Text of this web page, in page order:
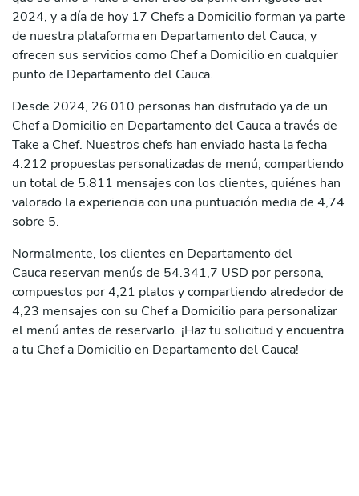
2024, y a día de hoy 17 Chefs a Domicilio forman ya parte
de nuestra plataforma en Departamento del Cauca, y
ofrecen sus servicios como Chef a Domicilio en cualquier
punto de Departamento del Cauca.
Desde 2024, 26.010 personas han disfrutado ya de un
Chef a Domicilio en Departamento del Cauca a través de
Take a Chef. Nuestros chefs han enviado hasta la fecha
4.212 propuestas personalizadas de menú, compartiendo
un total de 5.811 mensajes con los clientes, quiénes han
valorado la experiencia con una puntuación media de 4,74
sobre 5.
Normalmente, los clientes en Departamento del
Cauca reservan menús de 54.341,7 USD por persona,
compuestos por 4,21 platos y compartiendo alrededor de
4,23 mensajes con su Chef a Domicilio para personalizar
el menú antes de reservarlo. ¡Haz tu solicitud y encuentra
a tu Chef a Domicilio en Departamento del Cauca!